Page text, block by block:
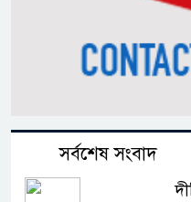
সর্বশেষ সংবাদ